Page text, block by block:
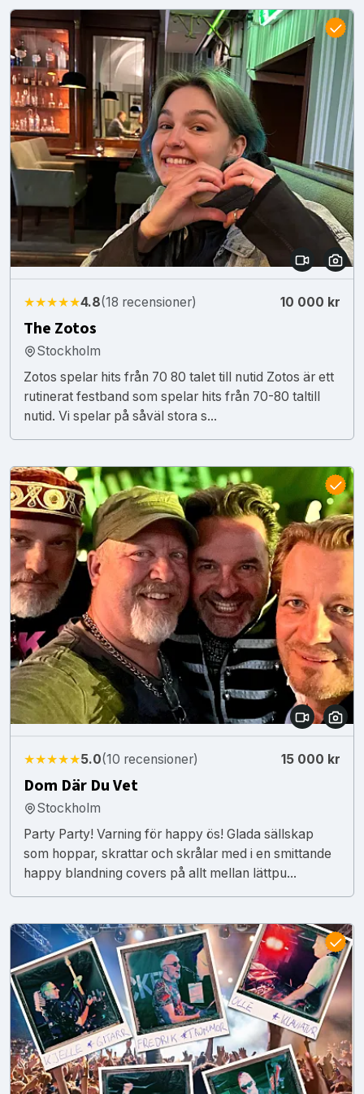
★★★★★4.8(18 recensioner) 10 000 kr
The Zotos
Stockholm
Zotos spelar hits från 70 80 talet till nutid Zotos är ett
rutinerat festband som spelar hits från 70-80 taltill
nutid. Vi spelar på såväl stora s...
★★★★★5.0(10 recensioner) 15 000 kr
Dom Där Du Vet
Stockholm
Party Party! Varning för happy ös! Glada sällskap
som hoppar, skrattar och skrålar med i en smittande
happy blandning covers på allt mellan lättpu...